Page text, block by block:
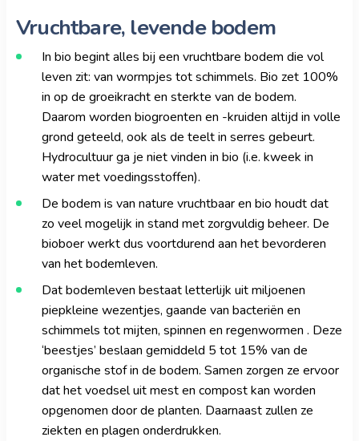
Vruchtbare, levende bodem
In bio begint alles bij een vruchtbare bodem die vol
leven zit: van wormpjes tot schimmels. Bio zet 100%
in op de groeikracht en sterkte van de bodem.
Daarom worden biogroenten en -kruiden altijd in volle
grond geteeld, ook als de teelt in serres gebeurt.
Hydrocultuur ga je niet vinden in bio (i.e. kweek in
water met voedingsstoffen).
De bodem is van nature vruchtbaar en bio houdt dat
zo veel mogelijk in stand met zorgvuldig beheer. De
bioboer werkt dus voortdurend aan het bevorderen
van het bodemleven.
Dat bodemleven bestaat letterlijk uit miljoenen
piepkleine wezentjes, gaande van bacteriën en
schimmels tot mijten, spinnen en regenwormen . Deze
‘beestjes’ beslaan gemiddeld 5 tot 15% van de
organische stof in de bodem. Samen zorgen ze ervoor
dat het voedsel uit mest en compost kan worden
opgenomen door de planten. Daarnaast zullen ze
ziekten en plagen onderdrukken.